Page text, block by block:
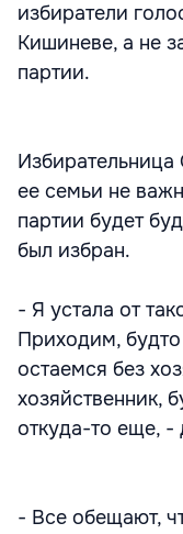
избиратели
Кишиневе, а не
партии.
Избирательница
ее семьи не
партии будет
был избран.
- Я устала от
Приходим,
остаемся без
хозяйственник,
откуда-то еще,
- Все обещают,